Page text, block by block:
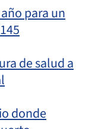
para un
de salud a
donde